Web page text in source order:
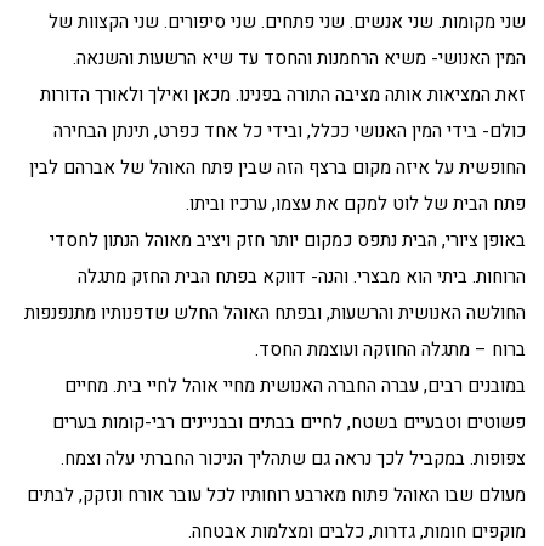
שני מקומות. שני אנשים. שני פתחים. שני סיפורים. שני הקצוות של
המין האנושי- משיא הרחמנות והחסד עד שיא הרשעות והשנאה.
זאת המציאות אותה מציבה התורה בפנינו. מכאן ואילך ולאורך הדורות
כולם- בידי המין האנושי ככלל, ובידי כל אחד כפרט, תינתן הבחירה
החופשית על איזה מקום ברצף הזה שבין פתח האוהל של אברהם לבין
פתח הבית של לוט למקם את עצמו, ערכיו וביתו.
באופן ציורי, הבית נתפס כמקום יותר חזק ויציב מאוהל הנתון לחסדי
הרוחות. ביתי הוא מבצרי. והנה- דווקא בפתח הבית החזק מתגלה
החולשה האנושית והרשעות, ובפתח האוהל החלש שדפנותיו מתנפנפות
ברוח – מתגלה החוזקה ועוצמת החסד.
במובנים רבים, עברה החברה האנושית מחיי אוהל לחיי בית. מחיים
פשוטים וטבעיים בשטח, לחיים בבתים ובבניינים רבי-קומות בערים
צפופות. במקביל לכך נראה גם שתהליך הניכור החברתי עלה וצמח.
מעולם שבו האוהל פתוח מארבע רוחותיו לכל עובר אורח ונזקק, לבתים
מוקפים חומות, גדרות, כלבים ומצלמות אבטחה.